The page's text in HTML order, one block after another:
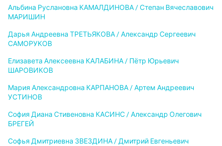
Альбина Руслановна КАМАЛДИНОВА / Степан Вячеславович
МАРИШИН
Дарья Андреевна ТРЕТЬЯКОВА / Александр Сергеевич
САМОРУКОВ
Елизавета Алексеевна КАЛАБИНА / Пётр Юрьевич
ШАРОВИКОВ
Мария Александровна КАРПАНОВА / Артем Андреевич
УСТИНОВ
София Диана Стивеновна КАСИНС / Александр Олегович
БРЕГЕЙ
Софья Дмитриевна ЗВЕЗДИНА / Дмитрий Евгеньевич